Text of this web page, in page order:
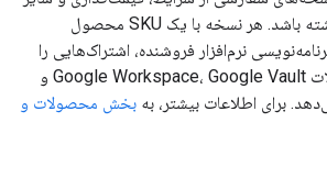
جزئیات توافق‌نامه را داشته باشد. هر نسخه با یک SKU محصول
نرم‌افزار فروشنده، اشتراک‌هایی را
برای SKUها در محصولات Google Workspace، Google Vault و
بخش محصولات و